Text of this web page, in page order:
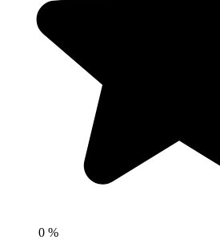
0 %